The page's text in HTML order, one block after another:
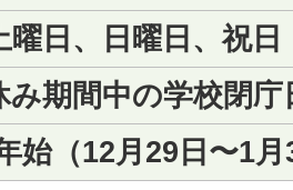
曜日、日曜日、祝日
み期間中の学校閉庁
始（12月29日〜1月